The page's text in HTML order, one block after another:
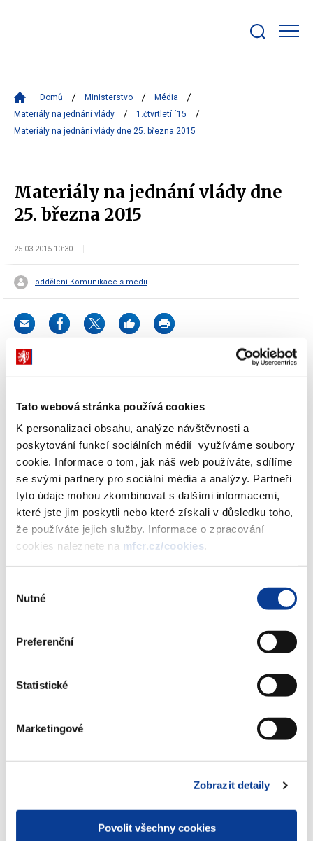
Tato webová stránka používá cookies
K personalizaci obsahu, analýze návštěvnosti a
poskytování funkcí sociálních médií využíváme soubory
cookie. Informace o tom, jak náš web používáte, sdílíme
se svými partnery pro sociální média a analýzy. Partneři
tyto údaje mohou zkombinovat s dalšími informacemi,
které jste jim poskytli nebo které získali v důsledku toho,
že používáte jejich služby. Informace o zpracování
cookies naleznete na mfcr.cz/cookies.
souhlasu
Nutné
Preferenční
Statistické
Marketingové
Zobrazit detaily
Povolit všechny cookies
bar
Domů Ministerstvo
Média
Materiály na jednání vlády
1.čtvrtletí ´15
Materiály na jednání vlády dne 25. března 2015
Materiály na jednání vlády dne
25. března 2015
25.03.2015 10:30
oddělení Komunikace s médii
Pro informaci:
Bod č. 4:
získaných v rámci bezúplatných převodů majetku
spravovaného bývalým Fondem dětí a mládeže v likvidaci
Ministerstvo financí společně s Ministerstvem školství, mládeže a
tělovýchovy předkládají vládě informaci o kontrolní činnosti
vykonávané Ministerstvem financí ve spolupráci s Úřadem pro
zastupování státu ve věcech majetkových za rok 2013.
Předkládaný materiál obsahuje informace o výsledcích kontrol a
přijatých opatřeních.
Zobrazeno Doporučeno 349 ×
Telefon +420 257 041 111
DIČ CZ00006947